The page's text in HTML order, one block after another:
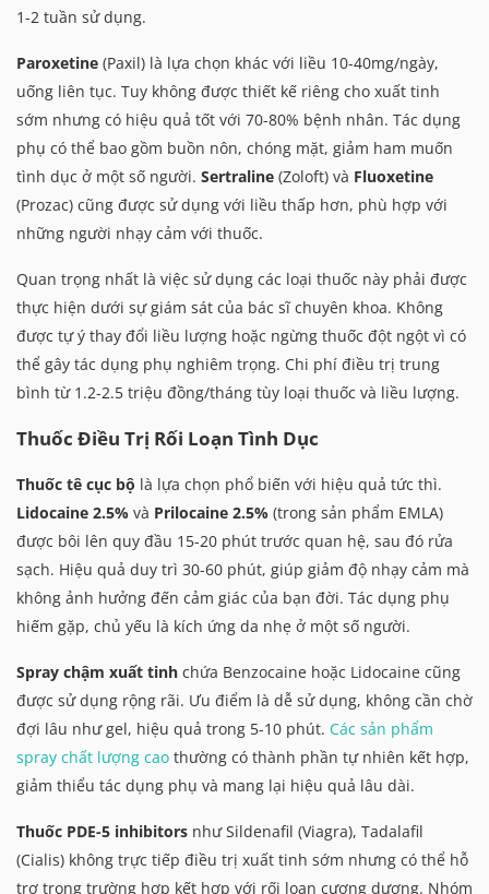
1-2 tuần sử dụng.
Paroxetine (Paxil) là lựa chọn khác với liều 10-40mg/ngày,
uống liên tục. Tuy không được thiết kế riêng cho xuất tinh
sớm nhưng có hiệu quả tốt với 70-80% bệnh nhân. Tác dụng
phụ có thể bao gồm buồn nôn, chóng mặt, giảm ham muốn
tình dục ở một số người. Sertraline (Zoloft) và Fluoxetine
(Prozac) cũng được sử dụng với liều thấp hơn, phù hợp với
những người nhạy cảm với thuốc.
Quan trọng nhất là việc sử dụng các loại thuốc này phải được
thực hiện dưới sự giám sát của bác sĩ chuyên khoa. Không
được tự ý thay đổi liều lượng hoặc ngừng thuốc đột ngột vì có
thể gây tác dụng phụ nghiêm trọng. Chi phí điều trị trung
bình từ 1.2-2.5 triệu đồng/tháng tùy loại thuốc và liều lượng.
Thuốc Điều Trị Rối Loạn Tình Dục
Thuốc tê cục bộ là lựa chọn phổ biến với hiệu quả tức thì.
Lidocaine 2.5% và Prilocaine 2.5% (trong sản phẩm EMLA)
được bôi lên quy đầu 15-20 phút trước quan hệ, sau đó rửa
sạch. Hiệu quả duy trì 30-60 phút, giúp giảm độ nhạy cảm mà
không ảnh hưởng đến cảm giác của bạn đời. Tác dụng phụ
hiếm gặp, chủ yếu là kích ứng da nhẹ ở một số người.
Spray chậm xuất tinh chứa Benzocaine hoặc Lidocaine cũng
được sử dụng rộng rãi. Ưu điểm là dễ sử dụng, không cần chờ
đợi lâu như gel, hiệu quả trong 5-10 phút. Các sản phẩm
spray chất lượng cao thường có thành phần tự nhiên kết hợp,
giảm thiểu tác dụng phụ và mang lại hiệu quả lâu dài.
Thuốc PDE-5 inhibitors như Sildenafil (Viagra), Tadalafil
(Cialis) không trực tiếp điều trị xuất tinh sớm nhưng có thể hỗ
trợ trong trường hợp kết hợp với rối loạn cương dương. Nhóm